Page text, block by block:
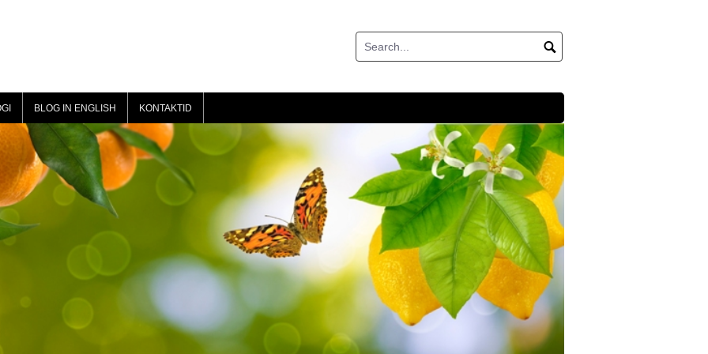
BLOG IN ENGLISH KONTAKTID